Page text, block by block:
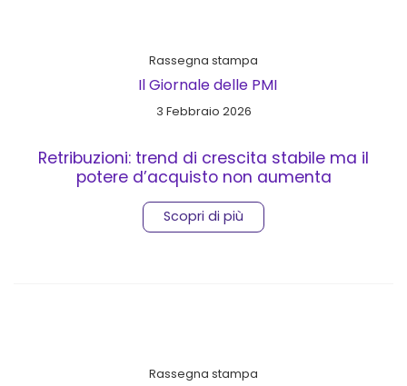
Rassegna stampa
Il Giornale delle PMI
3 Febbraio 2026
Retribuzioni: trend di crescita stabile ma il
potere d’acquisto non aumenta
Scopri di più
Rassegna stampa